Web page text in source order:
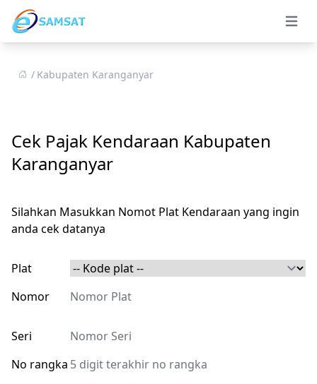
Open
Kabupaten Karanganyar
Cek Pajak Kendaraan Kabupaten
Karanganyar
Silahkan Masukkan Nomot Plat Kendaraan yang ingin
anda cek datanya
Plat
Nomor
Seri
No rangka